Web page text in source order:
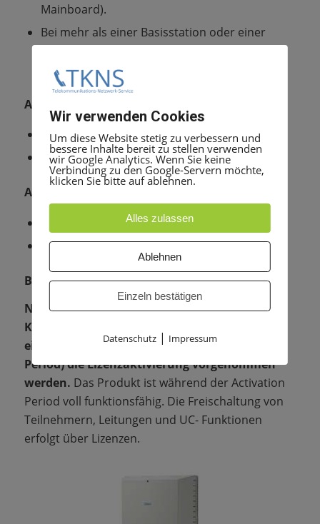
Mainboard).
Bei mehr als einer Basisstation oder einer
Basisstation mit mehr als 2 Nutzkanälen ist
zusätzlich ein CMA-Modul erforderlich
Ausbauvariante mit Smart UC
max. 250 UC Smart User
Company Autoattendant
Ausbauvariante mit UC Suite
max. 500 UC Suite User und UC Funktionen
max. 64 Contact Center Agenten
Bitte beachten Sie:
Nach der Erstinbetriebnahme des
Kommunikationssystems muss innerhalb
einer Zeitspanne von 30 Tagen (Activation
Period) die Lizenzaktivierung vorgenommen
werden. Das Produkt ist während der Activation
Period voll funktionsfähig. Die Freischaltung von
Teilnehmern, Leitungen und UC- Funktionen
erfolgt über Lizenzen.
Wir verwenden Cookies
Um diese Website stetig zu verbessern und
bessere Inhalte bereit zu stellen verwenden
wir Google Analytics. Wenn Sie keine
Verbindung zu den Google-Servern möchte,
klicken Sie bitte auf ablehnen.
Alles zulassen
Ablehnen
Einzeln bestätigen
Datenschutz| Impressum